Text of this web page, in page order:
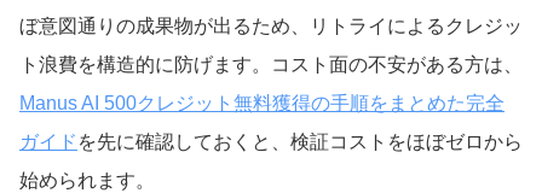
ぼ意図通りの成果物が出るため、リトライによるクレジッ
ト浪費を構造的に防げます。コスト面の不安がある方は、
Manus AI 500クレジット無料獲得の手順をまとめた完全
ガイド を先に確認しておくと、検証コストをほぼゼロから
始められます。